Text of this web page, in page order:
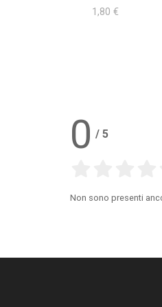
1,80 €
0 / 5
Non sono presenti